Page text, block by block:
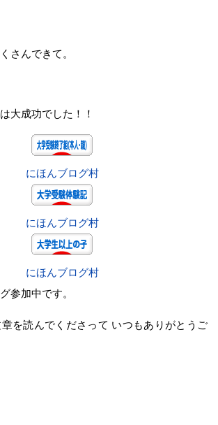
さんできて。
大成功でした！！
にほんブログ村
にほんブログ村
にほんブログ村
参加中です。
を読んでくださって いつもありがとうご